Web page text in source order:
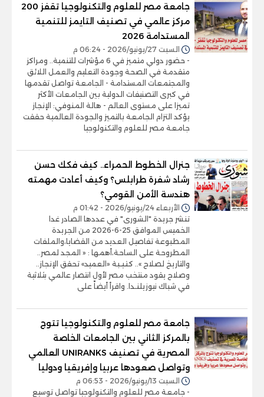
جامعة مصر للعلوم والتكنولوجيا تقفز 200
مركز عالمي في تصنيف التايمز للتنمية
المستدامة 2026
السبت 27/يونيو/2026 - 06:24 م
- حضور دولي متميز في 6 مؤشرات للتنمية.. ومراكز
متقدمة في الصحة وجودة التعليم والعمل اللائق
والمجتمعات المستدامة - الجامعة تواصل تقدمها
في كبرى التصنيفات الدولية بين الجامعات الأكثر
تميزا على مستوى العالم - هالة المنوفي: الإنجاز
يؤكد التزام الجامعة بالتميز والجودة العالمية حققت
جامعة مصر للعلوم والتكنولوجيا
جنرال الخطوط الحمراء.. كيف فكك حسن
رشاد شفرة طرابلس؟ وكيف أعادت مهمته
هندسة الأمن القومي؟
الأربعاء 24/يونيو/2026 - 01:42 م
تنشر جريدة "الشورى" في عددها الصادر غدا
الخميس الموافق 25-6-2026 من الجريدة
المطبوعة تفاصيل العديد من القضايا،والملفات
المطروحة على الساحة،أهمها : « المجد لمصر..
والتاريخ لصلاح ».. كـتـيـبة «العميد» تحقق الإنجاز..
وصلاح يقود منتخب مصر لأول انتصار عالمي بثلاثية
في شباك نيوزيلنـدا. واقرأ أيضاً على
جامعة مصر للعلوم والتكنولوجيا تتوج
بالمركز الثاني بين الجامعات الخاصة
المصرية في تصنيف UNIRANKS العالمي
وتواصل صعودها عربيا وإفريقيا ودوليا
السبت 13/يونيو/2026 - 06:53 م
- جامعة مصر للعلوم والتكنولوجيا تواصل توسيع